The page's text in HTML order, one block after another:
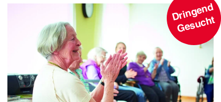
D
ri
n
g
e
n
d
G
e
s
u
c
ht